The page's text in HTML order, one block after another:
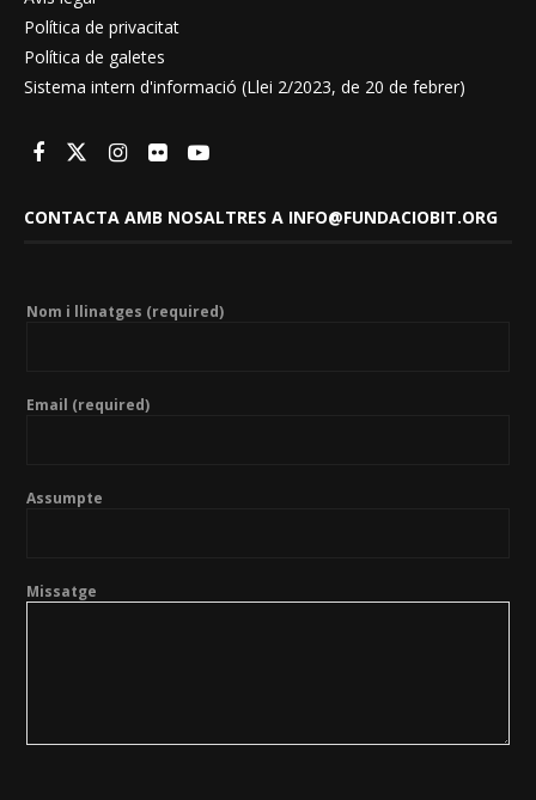
Política de privacitat
Política de galetes
Sistema intern d'informació (Llei 2/2023, de 20 de febrer)
CONTACTA AMB NOSALTRES A INFO@FUNDACIOBIT.ORG
Nom i llinatges (required)
Email (required)
Assumpte
Missatge